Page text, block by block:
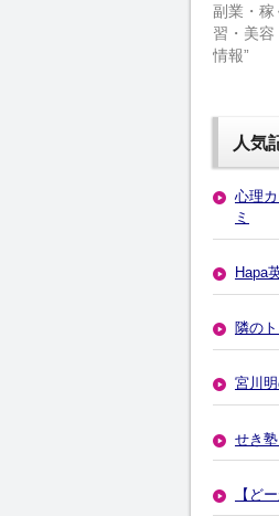
副業・稼
習・美容
情報”
人気
心理
ミ
Hapa
隣の
宮川
せき
【ど